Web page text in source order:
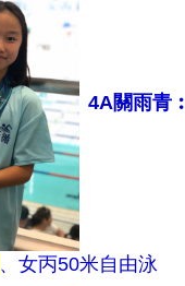
4A關雨青︰
、女丙50米自由泳